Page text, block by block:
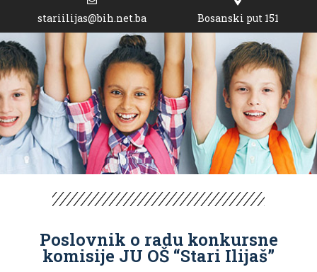
stariilijas@bih.net.ba Bosanski put 151
Poslovnik o radu konkursne
komisije JU OŠ “Stari Ilijaš”